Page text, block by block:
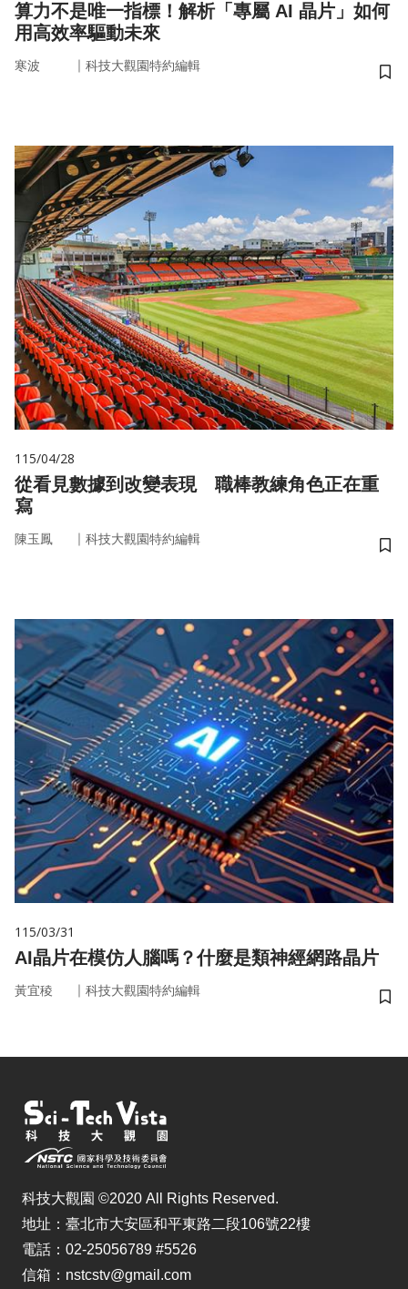
算力不是唯一指標！解析「專屬 AI 晶片」如何
用高效率驅動未來
寒波 ｜ 科技大觀園特約編輯
儲
115/04/28
從看見數據到改變表現 職棒教練角色正在重
寫
陳玉鳳 ｜ 科技大觀園特約編輯
儲
115/03/31
AI晶片在模仿人腦嗎？什麼是類神經網路晶片
黃宜稜 ｜ 科技大觀園特約編輯
儲
科技大觀園 ©2020 All Rights Reserved.
地址：臺北市大安區和平東路二段106號22樓
電話：02-25056789 #5526
信箱：nstcstv@gmail.com